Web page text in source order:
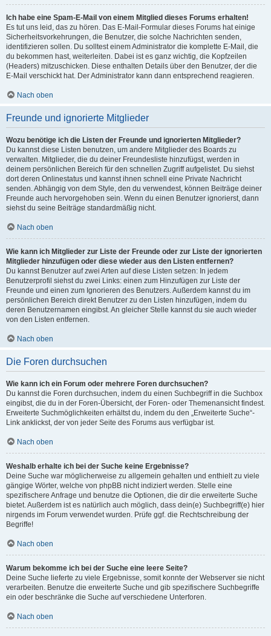
Ich habe eine Spam-E-Mail von einem Mitglied dieses Forums erhalten!
Es tut uns leid, das zu hören. Das E-Mail-Formular dieses Forums hat einige
Sicherheitsvorkehrungen, die Benutzer, die solche Nachrichten senden,
identifizieren sollen. Du solltest einem Administrator die komplette E-Mail, die
du bekommen hast, weiterleiten. Dabei ist es ganz wichtig, die Kopfzeilen
(Headers) mitzuschicken. Diese enthalten Details über den Benutzer, der die
E-Mail verschickt hat. Der Administrator kann dann entsprechend reagieren.
Nach oben
Freunde und ignorierte Mitglieder
Wozu benötige ich die Listen der Freunde und ignorierten Mitglieder?
Du kannst diese Listen benutzen, um andere Mitglieder des Boards zu
verwalten. Mitglieder, die du deiner Freundesliste hinzufügst, werden in
deinem persönlichen Bereich für den schnellen Zugriff aufgelistet. Du siehst
dort deren Onlinestatus und kannst ihnen schnell eine Private Nachricht
senden. Abhängig von dem Style, den du verwendest, können Beiträge deiner
Freunde auch hervorgehoben sein. Wenn du einen Benutzer ignorierst, dann
siehst du seine Beiträge standardmäßig nicht.
Nach oben
Wie kann ich Mitglieder zur Liste der Freunde oder zur Liste der ignorierten
Mitglieder hinzufügen oder diese wieder aus den Listen entfernen?
Du kannst Benutzer auf zwei Arten auf diese Listen setzen: In jedem
Benutzerprofil siehst du zwei Links: einen zum Hinzufügen zur Liste der
Freunde und einen zum Ignorieren des Benutzers. Außerdem kannst du im
persönlichen Bereich direkt Benutzer zu den Listen hinzufügen, indem du
deren Benutzernamen eingibst. An gleicher Stelle kannst du sie auch wieder
von den Listen entfernen.
Nach oben
Die Foren durchsuchen
Wie kann ich ein Forum oder mehrere Foren durchsuchen?
Du kannst die Foren durchsuchen, indem du einen Suchbegriff in die Suchbox
eingibst, die du in der Foren-Übersicht, der Foren- oder Themenansicht findest.
Erweiterte Suchmöglichkeiten erhältst du, indem du den „Erweiterte Suche“-
Link anklickst, der von jeder Seite des Forums aus verfügbar ist.
Nach oben
Weshalb erhalte ich bei der Suche keine Ergebnisse?
Deine Suche war möglicherweise zu allgemein gehalten und enthielt zu viele
gängige Wörter, welche von phpBB nicht indiziert werden. Stelle eine
spezifischere Anfrage und benutze die Optionen, die dir die erweiterte Suche
bietet. Außerdem ist es natürlich auch möglich, dass dein(e) Suchbegriff(e) hier
nirgends im Forum verwendet wurden. Prüfe ggf. die Rechtschreibung der
Begriffe!
Nach oben
Warum bekomme ich bei der Suche eine leere Seite?
Deine Suche lieferte zu viele Ergebnisse, somit konnte der Webserver sie nicht
verarbeiten. Benutze die erweiterte Suche und gib spezifischere Suchbegriffe
ein oder beschränke die Suche auf verschiedene Unterforen.
Nach oben